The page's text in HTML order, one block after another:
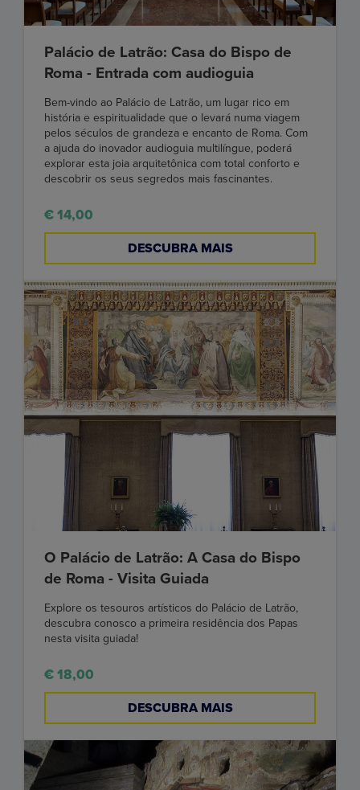
Palácio de Latrão: Casa do Bispo de
Roma - Entrada com audioguia
Bem-vindo ao Palácio de Latrão, um lugar rico em
história e espiritualidade que o levará numa viagem
pelos séculos de grandeza e encanto de Roma. Com
a ajuda do inovador audioguia multilíngue, poderá
explorar esta joia arquitetônica com total conforto e
descobrir os seus segredos mais fascinantes.
€ 14,00
DESCUBRA MAIS
O Palácio de Latrão: A Casa do Bispo
de Roma - Visita Guiada
Explore os tesouros artísticos do Palácio de Latrão,
descubra conosco a primeira residência dos Papas
nesta visita guiada!
€ 18,00
DESCUBRA MAIS